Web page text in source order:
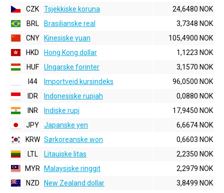
CZK
Tsjekkiske koruna
24,6480 NOK
BRL
Brasilianske real
3,7348 NOK
CNY
Kinesiske yuan
105,4900 NOK
HKD
Hong Kong dollar
1,1223 NOK
HUF
Ungarske forinter
3,1570 NOK
I44
Importveid kursindeks
96,0500 NOK
IDR
Indonesiske rupiah
0,0880 NOK
INR
Indiske rupi
17,9450 NOK
JPY
Japanske yen
6,6674 NOK
KRW Sørkoreanske won
0,6603 NOK
LTL
Litauiske litas
2,2350 NOK
MYR
Malaysiske ringgit
2,2979 NOK
NZD
New Zealand dollar
3,8499 NOK